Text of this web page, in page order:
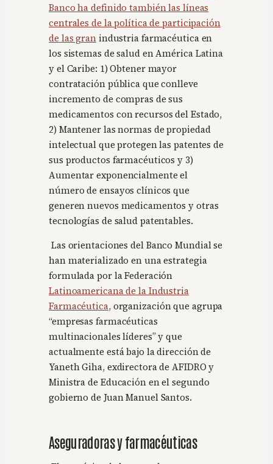
Banco ha definido también las líneas
centrales de la política de participación
de las granindustria farmacéutica en
los sistemas de salud en América Latina
y el Caribe: 1) Obtener mayor
contratación pública que conlleve
incremento de compras de sus
medicamentos con recursos del Estado,
2) Mantener las normas de propiedad
intelectual que protegen las patentes de
sus productos farmacéuticos y 3)
Aumentar exponencialmente el
número de ensayos clínicos que
generen nuevos medicamentos y otras
tecnologías de salud patentables.
Las orientaciones del Banco Mundial se
han materializado en una estrategia
formulada por la Federación
Latinoamericana de la Industria
Farmacéutica, organización que agrupa
“empresas farmacéuticas
multinacionales líderes” y que
actualmente está bajo la dirección de
Yaneth Giha, exdirectora de AFIDRO y
Ministra de Educación en el segundo
gobierno de Juan Manuel Santos.
Aseguradoras y farmacéuticas